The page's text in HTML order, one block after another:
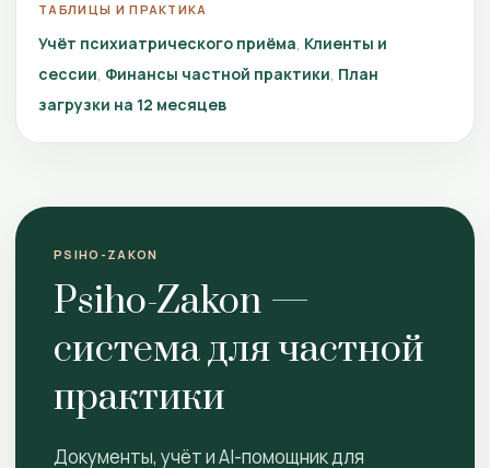
ТАБЛИЦЫ И ПРАКТИКА
Учёт психиатрического приёма Клиенты и
сессии Финансы частной практики План
загрузки на 12 месяцев
PSIHO-ZAKON
Psiho-Zakon —
система для частной
практики
Документы, учёт и AI-помощник для